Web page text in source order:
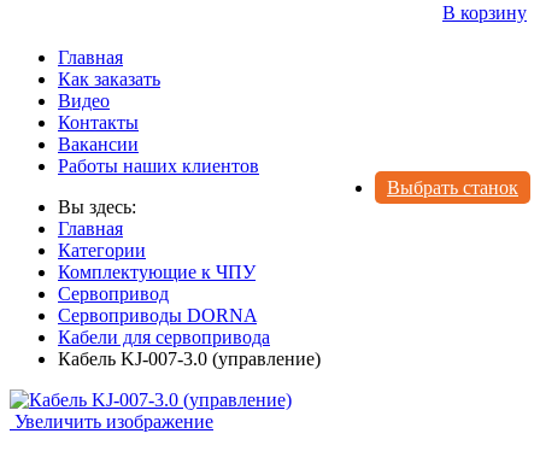
В корзину
Главная
Как заказать
Видео
Контакты
Вакансии
Работы наших клиентов
Выбрать станок
Вы здесь:
Главная
Категории
Комплектующие к ЧПУ
Сервопривод
Сервоприводы DORNA
Кабели для сервопривода
Кабель KJ-007-3.0 (управление)
Увеличить изображение